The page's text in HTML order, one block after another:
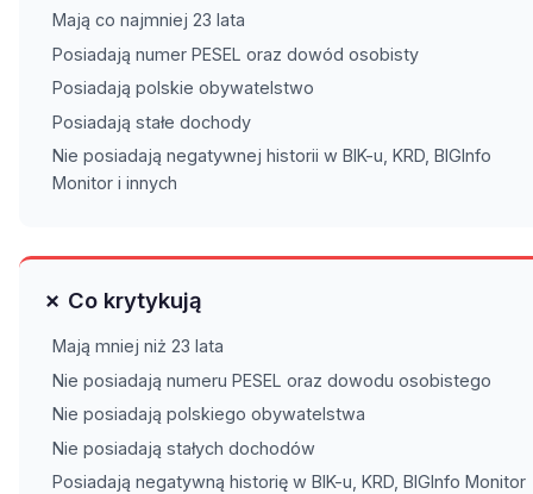
Mają co najmniej 23 lata
Posiadają numer PESEL oraz dowód osobisty
Posiadają polskie obywatelstwo
Posiadają stałe dochody
Nie posiadają negatywnej historii w BIK-u, KRD, BIGInfo
Monitor i innych
✗ Co krytykują
Mają mniej niż 23 lata
Nie posiadają numeru PESEL oraz dowodu osobistego
Nie posiadają polskiego obywatelstwa
Nie posiadają stałych dochodów
Posiadają negatywną historię w BIK-u, KRD, BIGInfo Monitor